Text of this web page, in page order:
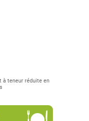
à teneur réduite en